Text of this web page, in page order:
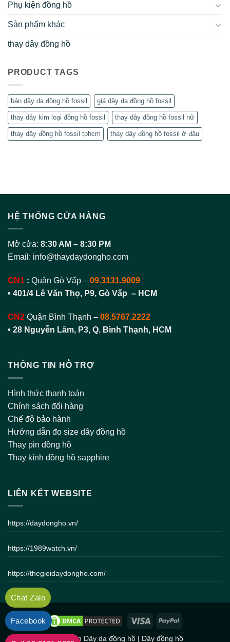
Phụ kiện đồng hồ
Sản phẩm khác
thay dây đồng hồ
PRODUCT TAGS
bán dây da đồng hồ fossil giá dây da đồng hồ fossil
thay dây kim loại đồng hồ fossil thay dây đồng hồ fossil nữ
thay dây đồng hồ fossil tphcm thay dây đồng hồ fossil ở đâu
HỆ THỐNG CỬA HÀNG
Mở cửa: 8:30 AM – 8:30 PM
Email: info@thaydaydongho.com
CN1 : Quận Gò Vấp – 09.3131.9009
• 401/4 Lê Văn Thọ, P9, Gò Vấp – HCM
CN2 Quận Bình Thạnh – 08.5767.2222
• 28 Nguyễn Lâm, P3, Q. Bình Thạnh, HCM
THÔNG TIN HỖ TRỢ
Hình thức thanh toán
Chính sách đổi hàng
Chế độ bảo hành
Hướng dẫn đo size dây đồng hồ
Thay pin đồng hồ
Thay kính đồng hồ sapphire
LIÊN KẾT WEBSITE
https://daydongho.vn/
https://1989watch.vn/
https://thegioidaydongho.com/
Bản quyền Dây da đồng hồ | Dây đồng hồ
Chat Zalo
Facebook